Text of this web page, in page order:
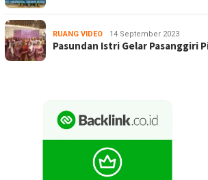
RUANG VIDEO 14 September 2023
Pasundan Istri Gelar Pasanggiri